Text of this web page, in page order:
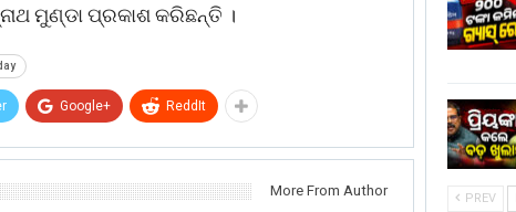
ମୁଣ୍ଡା ପ୍ରକାଶ କରିଛନ୍ତି ।
Google+ ReddIt
More From Author PREV